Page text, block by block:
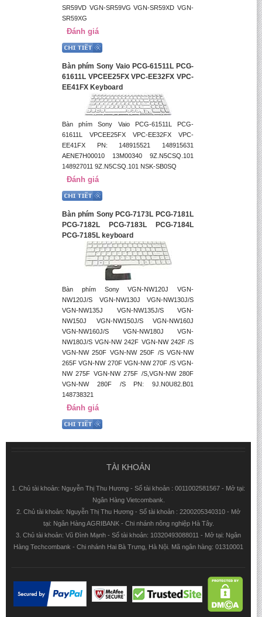
SR59VD VGN-SR59VG VGN-SR59XD VGN-
SR59XG
Đánh giá
Bàn phím Sony Vaio PCG-61511L PCG-
61611L VPCEE25FX VPC-EE32FX VPC-
EE41FX Keyboard
Bàn phím Sony Vaio PCG-61511L PCG-
61611L VPCEE25FX VPC-EE32FX VPC-
EE41FX PN: 148915521 148915631
AENE7H00010 13M00340 9Z.N5CSQ.101
148927011 9Z.N5CSQ.101 NSK-SB0SQ
Đánh giá
Bàn phím Sony PCG-7173L PCG-7181L
PCG-7182L PCG-7183L PCG-7184L
PCG-7185L keyboard
Bàn phím Sony VGN-NW120J VGN-
NW120J/S VGN-NW130J VGN-NW130J/S
VGN-NW135J VGN-NW135J/S VGN-
NW150J VGN-NW150J/S VGN-NW160J
VGN-NW160J/S VGN-NW180J VGN-
NW180J/S VGN-NW 242F VGN-NW 242F /S
VGN-NW 250F VGN-NW 250F /S VGN-NW
265F VGN-NW 270F VGN-NW 270F /S VGN-
NW 275F VGN-NW 275F /S,VGN-NW 280F
VGN-NW 280F /S PN: 9J.N0U82.B01
148738321
Đánh giá
TÀI KHOẢN
1. Chủ tài khoản: Nguyễn Thị Thu Hương - Số tài khoản : 0011002581567 - Mở tại:
Ngân Hàng Vietcombank.
2. Chủ tài khoản: Nguyễn Thị Thu Hương - Số tài khoản : 2200205340310 - Mở
tại: Ngân Hàng AGRIBANK - Chi nhánh nông nghiệp Hà Tây.
3. Chủ tài khoản: Vũ Đình Mạnh - Số tài khoản: 10320493088011 - Mở tại: Ngân
Hàng Techcombank - Chi nhánh Hai Bà Trưng, Hà Nội. Mã ngân hàng: 01310001